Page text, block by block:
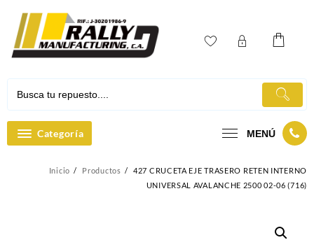
contenido
Categoría MENÚ
Inicio Productos
427 CRUCETA EJE TRASERO RETEN INTERNO
UNIVERSAL AVALANCHE 2500 02-06 (716)